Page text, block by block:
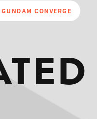
CONVERGE